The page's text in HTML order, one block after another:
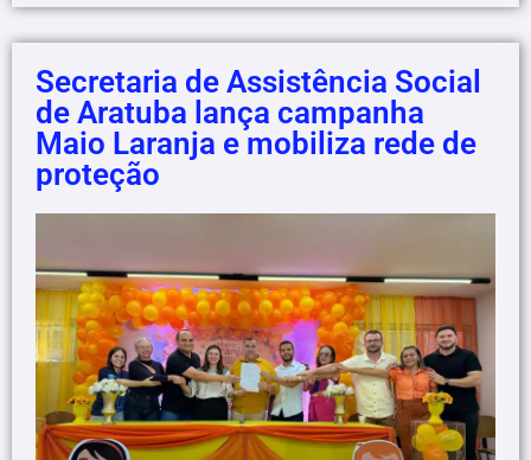
Secretaria de Assistência Social
de Aratuba lança campanha
Maio Laranja e mobiliza rede de
proteção